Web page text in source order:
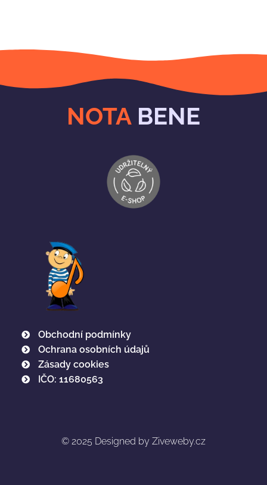
NOTA BENE
Obchodní podmínky
Ochrana osobních údajů
Zásady cookies
IČO: 11680563
© 2025 Designed by Ziveweby.cz